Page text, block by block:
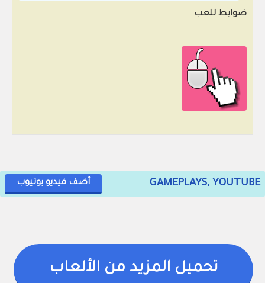
ضوابط للعب
GAMEPLAYS, YOUTUBE أضف فيديو يوتيوب
تحميل المزيد من الألعاب